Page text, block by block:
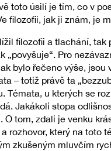
toto úsilí je tím, co v
filozofii, jak ji znám, je
filozofii a tlachání, tak
„povyšuje“. Pro
bylo řečeno výše, jsou
– totiž právě ta
Témata, u kterých se
Jakákoli stopa
O tom, zdali je venku
rozhovor, který na toto
zkušeným mluvčím